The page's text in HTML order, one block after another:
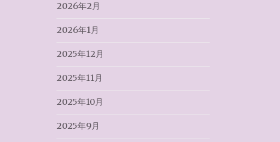
2026年2月
2026年1月
2025年12月
2025年11月
2025年10月
2025年9月